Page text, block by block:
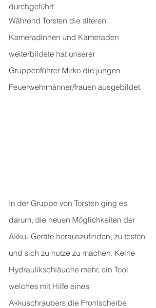
durchgeführt.
Während Torsten die älteren
Kameradinnen und Kameraden
weiterbildete hat unserer
Gruppenführer Mirko die jungen
Feuerwehrmänner/frauen ausgebildet.
In der Gruppe von Torsten ging es
darum, die neuen Möglichkeiten der
Akku- Geräte herauszufinden, zu testen
und sich zu nutze zu machen. Keine
Hydraulikschläuche mehr, ein Tool
welches mit Hilfe eines
Akkuschraubers die Frontscheibe